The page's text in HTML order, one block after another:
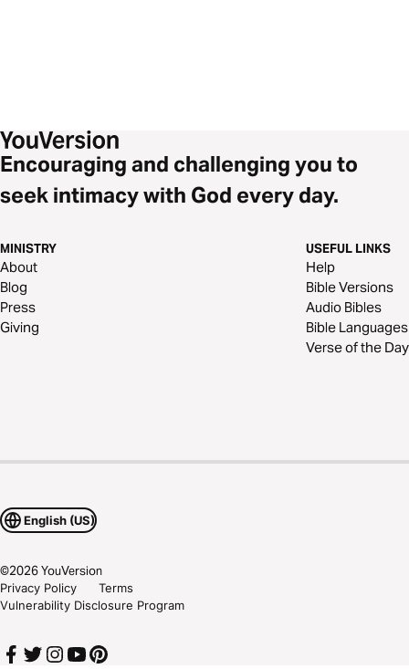
Encouraging and challenging you to
seek intimacy with God every day.
MINISTRY
About
Blog
Press
Giving
USEFUL LINKS
Help
Bible Versions
Audio Bibles
Bible Languages
Verse of the Day
English (US)
©2026YouVersion
Privacy Policy
Terms
Vulnerability Disclosure Program